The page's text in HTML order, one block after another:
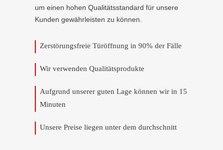
um einen hohen Qualitätsstandard für unsere
Kunden gewährleisten zu können.
Zerstörungsfreie Türöffnung in 90% der Fälle
Wir verwenden Qualitätsprodukte
Aufgrund unserer guten Lage können wir in 15
Minuten
Unsere Preise liegen unter dem durchschnitt